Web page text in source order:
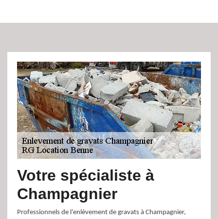
Votre spécialiste à
Champagnier
Professionnels de l’enlèvement de gravats à Champagnier,